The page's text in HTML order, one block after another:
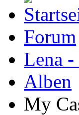
Forum
Lena
Alben
My